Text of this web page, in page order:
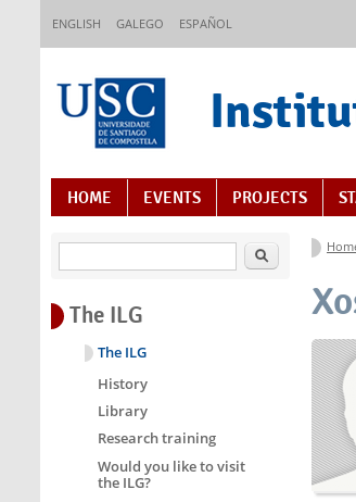
ENGLISH GALEGO ESPAÑOL
Content Index
HOME EVENTS PROJECTS
Search
The ILG
The ILG
History
Library
Research training
Would you like to visit
the ILG?